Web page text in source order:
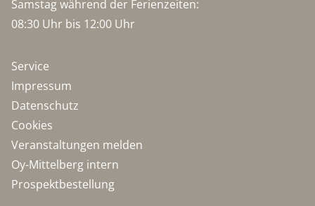
Samstag während der Ferienzeiten:
08:30 Uhr bis 12:00 Uhr
Service
Impressum
Datenschutz
Cookies
Veranstaltungen melden
Oy-Mittelberg intern
Prospektbestellung